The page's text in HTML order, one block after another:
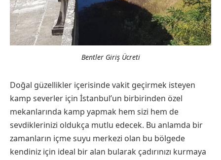
Bentler Giriş Ücreti
Doğal güzellikler içerisinde vakit geçirmek isteyen
kamp severler için İstanbul’un birbirinden özel
mekanlarında kamp yapmak hem sizi hem de
sevdiklerinizi oldukça mutlu edecek. Bu anlamda bir
zamanların içme suyu merkezi olan bu bölgede
kendiniz için ideal bir alan bularak çadırınızı kurmaya